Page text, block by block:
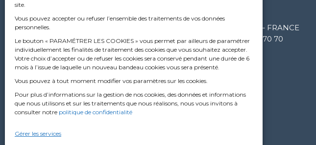
site.
Vous pouvez accepter ou refuser l’ensemble des traitements de vos données
personnelles.
Le bouton « PARAMÉTRER LES COOKIES » vous permet par ailleurs de paramétrer
individuellement les finalités de traitement des cookies que vous souhaitez accepter.
Votre choix d’accepter ou de refuser les cookies sera conservé pendant une durée de 6
mois à l’issue de laquelle un nouveau bandeau cookies vous sera présenté.
Vous pouvez à tout moment modifier vos paramètres sur les cookies.
Pour plus d’informations sur la gestion de nos cookies, des données et informations
que nous utilisons et sur les traitements que nous réalisons, nous vous invitons à
consulter notre politique de confidentialité
Gérer les services
53 rue de l’étang
69760 Limonest – FRANCE
+33 (0) 4 72 52 70 70